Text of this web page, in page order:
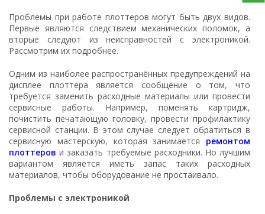
Проблемы при работе плоттеров могут быть двух видов.
Первые являются следствием механических поломок, а
вторые следуют из неисправностей с электроникой.
Рассмотрим их подробнее.
Одним из наиболее распространённых предупреждений на
дисплее плоттера является сообщение о том, что
требуется заменить расходные материалы или провести
сервисные работы. Например, поменять картридж,
почистить печатающую головку, провести профилактику
сервисной станции. В этом случае следует обратиться в
сервисную мастерскую, которая занимается ремонтом
плоттеров и заказать требуемые расходники. Но лучшим
вариантом является иметь запас таких расходных
материалов, чтобы оборудование не простаивало.
Проблемы с электроникой